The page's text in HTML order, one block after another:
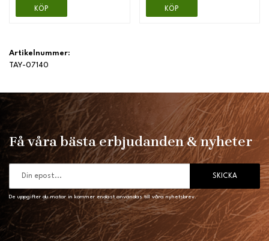
KÖP KÖP
Artikelnummer:
TAY-07140
Få våra bästa erbjudanden & nyheter
SKICKA
De uppgifter du matar in kommer endast användas till våra nyhetsbrev.